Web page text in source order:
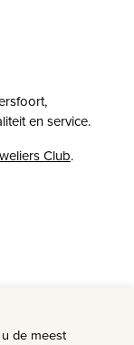
en service.
Club.
de meest